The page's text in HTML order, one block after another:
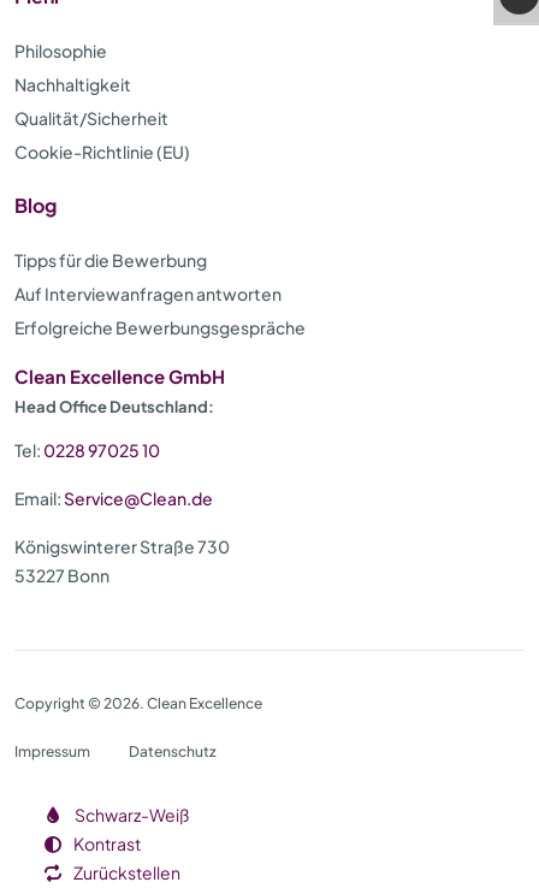
Philosophie
Nachhaltigkeit
Qualität/Sicherheit
Cookie-Richtlinie (EU)
Blog
Tipps für die Bewerbung
Auf Interviewanfragen antworten
Erfolgreiche Bewerbungsgespräche
Clean Excellence GmbH
Head Office Deutschland:
Tel: 0228 97025 10
Email:Service@Clean.de
Königswinterer Straße 730
53227 Bonn
Copyright © 2026. Clean Excellence
Impressum Datenschutz
Schwarz-Weiß
Kontrast
Zurückstellen